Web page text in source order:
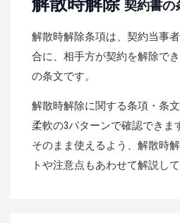
契約書の
解散時解除条項は、契約当事
合に、相手方が契約を解除で
の条文です。
解散時解除に関する条項・条
柔軟の3パターンで確認できま
そのまま使えるよう、解散時
トや注意点もあわせて解説して